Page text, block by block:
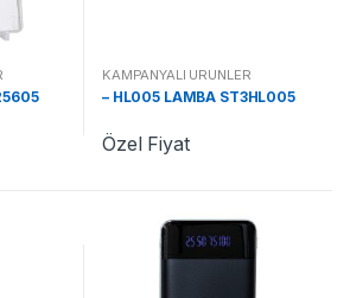
KAMPANYALI ÜRÜNLER
– HL005 LAMBA ST3HL005
Özel Fiyat